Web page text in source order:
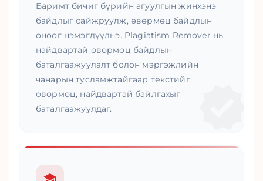
Баримт бичиг бүрийн агуулгын жинхэнэ
байдлыг сайжруулж, өвөрмөц байдлын
оноог нэмэгдүүлнэ. Plagiatism Remover нь
найдвартай өвөрмөц байдлын
баталгаажуулалт болон мэргэжлийн
чанарын тусламжтайгаар текстийг
өвөрмөц, найдвартай байлгахыг
баталгаажуулдаг.